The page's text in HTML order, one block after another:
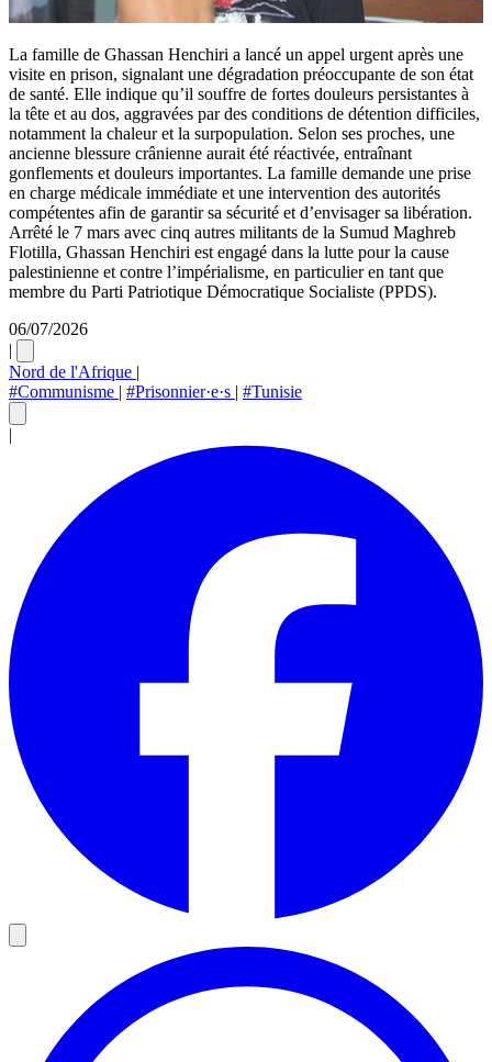
La famille de Ghassan Henchiri a lancé un appel urgent après une
visite en prison, signalant une dégradation préoccupante de son état
de santé. Elle indique qu’il souffre de fortes douleurs persistantes à
la tête et au dos, aggravées par des conditions de détention difficiles,
notamment la chaleur et la surpopulation. Selon ses proches, une
ancienne blessure crânienne aurait été réactivée, entraînant
gonflements et douleurs importantes. La famille demande une prise
en charge médicale immédiate et une intervention des autorités
compétentes afin de garantir sa sécurité et d’envisager sa libération.
Arrêté le 7 mars avec cinq autres militants de la Sumud Maghreb
Flotilla, Ghassan Henchiri est engagé dans la lutte pour la cause
palestinienne et contre l’impérialisme, en particulier en tant que
membre du Parti Patriotique Démocratique Socialiste (PPDS).
06/07/2026
|
Nord de l'Afrique |
#Communisme | #Prisonnier·e·s | #Tunisie
|